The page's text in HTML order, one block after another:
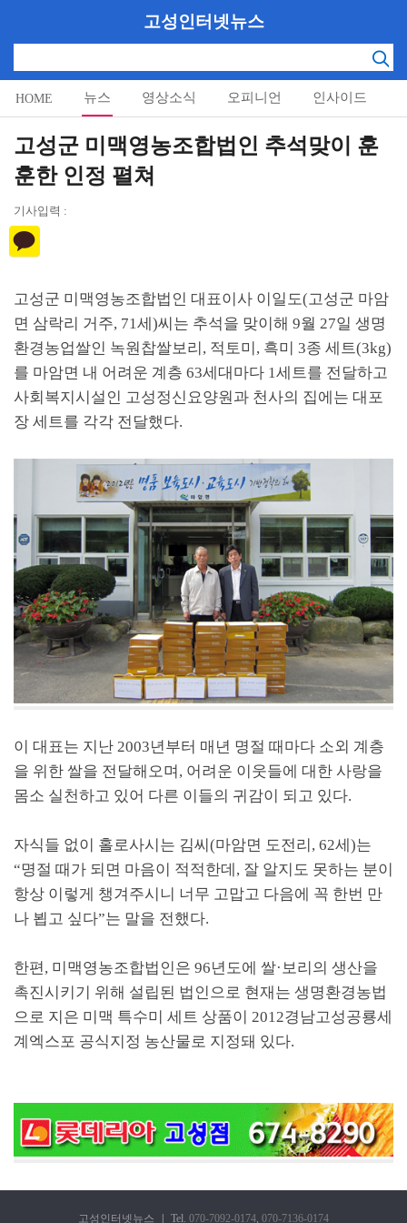
고성인터넷뉴스
HOME 뉴스 영상소식 오피니언 인사이드
알림마당
고성군 미맥영농조합법인 추석맞이 훈
훈한 인정 펼쳐
기사입력 :
고성군 미맥영농조합법인 대표이사 이일도(고성군 마암
면 삼락리 거주, 71세)씨는 추석을 맞이해 9월 27일 생명
환경농업쌀인 녹원찹쌀보리, 적토미, 흑미 3종 세트(3kg)
를 마암면 내 어려운 계층 63세대마다 1세트를 전달하고
사회복지시설인 고성정신요양원과 천사의 집에는 대포
장 세트를 각각 전달했다.
이 대표는 지난 2003년부터 매년 명절 때마다 소외 계층
을 위한 쌀을 전달해오며, 어려운 이웃들에 대한 사랑을
몸소 실천하고 있어 다른 이들의 귀감이 되고 있다.
자식들 없이 홀로사시는 김씨(마암면 도전리, 62세)는
“명절 때가 되면 마음이 적적한데, 잘 알지도 못하는 분이
항상 이렇게 챙겨주시니 너무 고맙고 다음에 꼭 한번 만
나 뵙고 싶다”는 말을 전했다.
한편, 미맥영농조합법인은 96년도에 쌀·보리의 생산을
촉진시키기 위해 설립된 법인으로 현재는 생명환경농법
으로 지은 미맥 특수미 세트 상품이 2012경남고성공룡세
계엑스포 공식지정 농산물로 지정돼 있다.
고성인터넷뉴스 Tel. 070-7092-0174, 070-7136-0174